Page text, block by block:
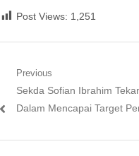
Post Views: 1,251
Navigasi
pos
Previous
Previous
post:
Sekda Sofian Ibrahim
Dalam Mencapai Target